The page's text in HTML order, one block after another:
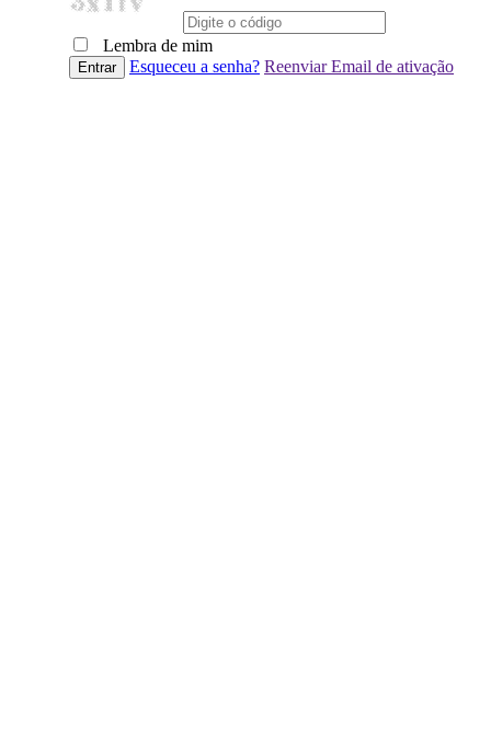
Lembra de mim
Esqueceu a senha? Reenviar Email de ativação